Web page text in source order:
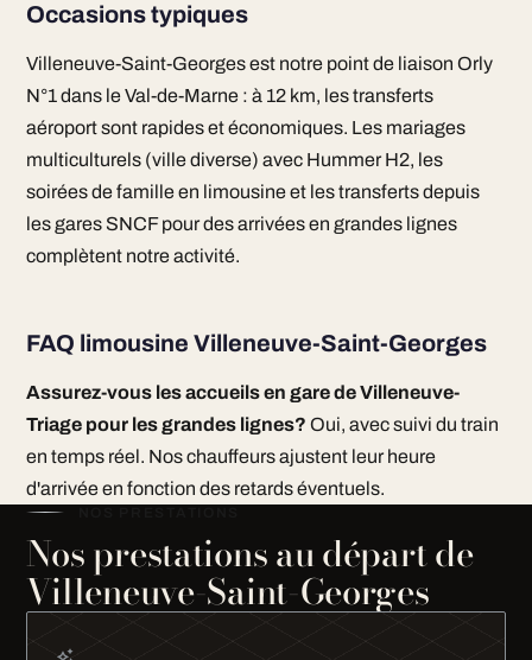
Occasions typiques
Villeneuve-Saint-Georges est notre point de liaison Orly
N°1 dans le Val-de-Marne : à 12 km, les transferts
aéroport sont rapides et économiques. Les mariages
multiculturels (ville diverse) avec Hummer H2, les
soirées de famille en limousine et les transferts depuis
les gares SNCF pour des arrivées en grandes lignes
complètent notre activité.
FAQ limousine Villeneuve-Saint-Georges
Assurez-vous les accueils en gare de Villeneuve-
Triage pour les grandes lignes? Oui, avec suivi du train
en temps réel. Nos chauffeurs ajustent leur heure
d'arrivée en fonction des retards éventuels.
Nos prestations au départ de
Villeneuve-Saint-Georges